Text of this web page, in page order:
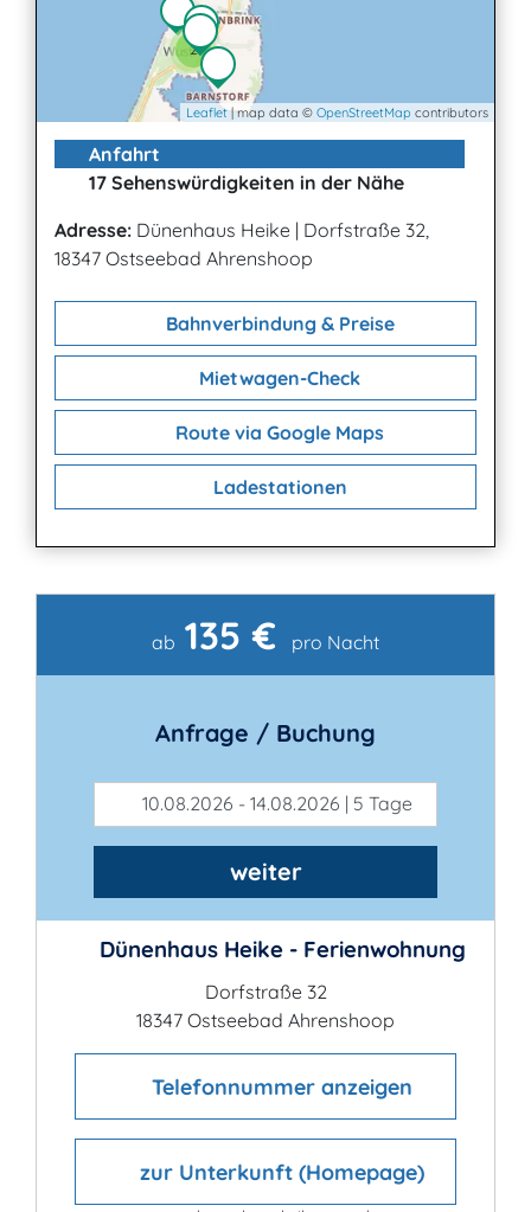
2
Leaflet| map data © OpenStreetMap contributors
Anfahrt
17 Sehenswürdigkeiten in der Nähe
Adresse: Dünenhaus Heike | Dorfstraße 32,
18347 Ostseebad Ahrenshoop
Bahnverbindung & Preise
Mietwagen-Check
Route via Google Maps
Ladestationen
Kontakt
ab 135 € pro Nacht
Anfrage / Buchung
10.08.2026 - 14.08.2026 | 5 Tage
weiter
Dünenhaus Heike - Ferienwohnung
Dorfstraße 32
18347 Ostseebad Ahrenshoop
Telefonnummer anzeigen
zur Unterkunft (Homepage)